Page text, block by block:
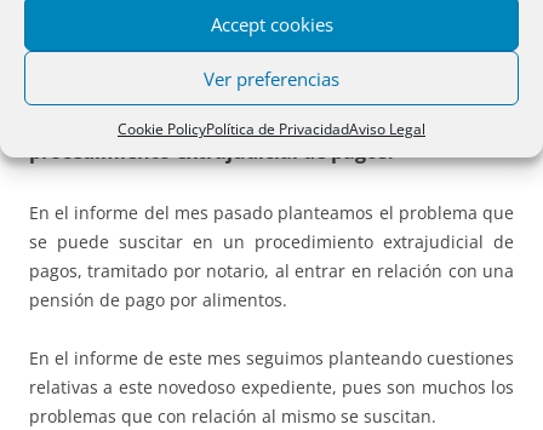
Accept cookies
Ver preferencias
Cookie PolicyPolítica de PrivacidadAviso Legal
Cuestiones de interés:
Exoneración del pasivo insatisfecho y
procedimiento extrajudicial de pagos.
En el informe del mes pasado planteamos el problema que
se puede suscitar en un procedimiento extrajudicial de
pagos, tramitado por notario, al entrar en relación con una
pensión de pago por alimentos.
En el informe de este mes seguimos planteando cuestiones
relativas a este novedoso expediente, pues son muchos los
problemas que con relación al mismo se suscitan.